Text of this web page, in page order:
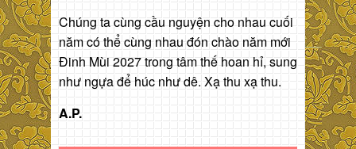
Chúng ta cùng cầu nguyện cho nhau cuối
năm có thể cùng nhau đón chào năm mới
Đinh Mùi 2027 trong tâm thế hoan hỉ, sung
như ngựa để húc như dê. Xạ thu xạ thu.
A.P.